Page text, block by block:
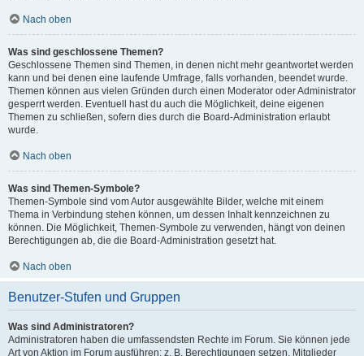
Nach oben
Was sind geschlossene Themen?
Geschlossene Themen sind Themen, in denen nicht mehr geantwortet werden
kann und bei denen eine laufende Umfrage, falls vorhanden, beendet wurde.
Themen können aus vielen Gründen durch einen Moderator oder Administrator
gesperrt werden. Eventuell hast du auch die Möglichkeit, deine eigenen
Themen zu schließen, sofern dies durch die Board-Administration erlaubt
wurde.
Nach oben
Was sind Themen-Symbole?
Themen-Symbole sind vom Autor ausgewählte Bilder, welche mit einem
Thema in Verbindung stehen können, um dessen Inhalt kennzeichnen zu
können. Die Möglichkeit, Themen-Symbole zu verwenden, hängt von deinen
Berechtigungen ab, die die Board-Administration gesetzt hat.
Nach oben
Benutzer-Stufen und Gruppen
Was sind Administratoren?
Administratoren haben die umfassendsten Rechte im Forum. Sie können jede
Art von Aktion im Forum ausführen; z. B. Berechtigungen setzen, Mitglieder